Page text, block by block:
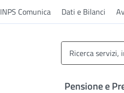
INPS Comunica Dati e Bilanci
Pensione e